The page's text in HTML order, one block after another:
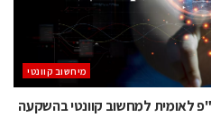
מיחשוב קוונטי
לאומית למחשוב קוונטי בהשקעה